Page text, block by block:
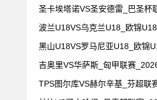
圣卡埃塔诺VS圣安德雷_巴圣杯
波兰U18VS乌克兰U18_欧锦
黑山U18VS罗马尼亚U18_欧锦
吉奥里VS华萨斯_匈甲联赛
TPS图尔库VS赫尔辛基_芬超联